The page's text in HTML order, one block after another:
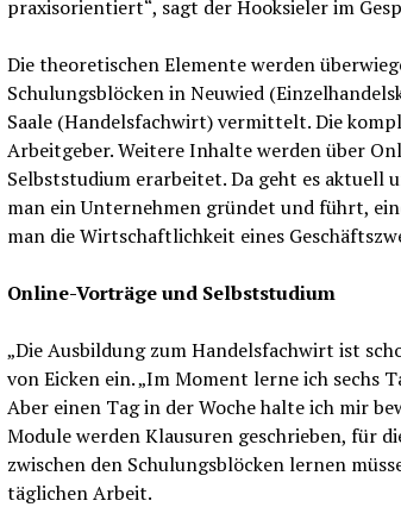
praxisorientiert“, sagt der Hooksieler im
Die theoretischen Elemente werden
Schulungsblöcken in Neuwied
Saale (Handelsfachwirt) vermittelt. Die
Arbeitgeber. Weitere Inhalte werden über
Selbststudium erarbeitet. Da geht es aktuell
man ein Unternehmen gründet und führt,
man die Wirtschaftlichkeit eines
Online-Vorträge und Selbststudium
„Die Ausbildung zum Handelsfachwirt ist
von Eicken ein. „Im Moment lerne ich sechs
Aber einen Tag in der Woche halte ich mir
Module werden Klausuren geschrieben, für
zwischen den Schulungsblöcken lernen
täglichen Arbeit.